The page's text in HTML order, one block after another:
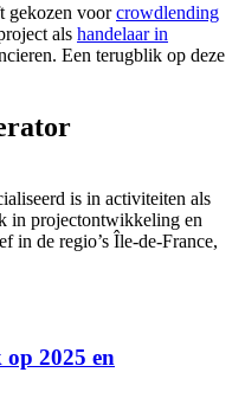
gekozen voorcrowdlending
als handelaar in
Een terugblik op deze
is in activiteiten als
in projectontwikkeling en
in de regio’s Île-de-France,
2025 en